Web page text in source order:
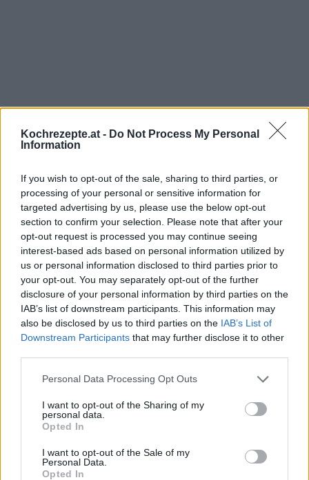
Kochrezepte.at - Do Not Process My Personal
Information
If you wish to opt-out of the sale, sharing to third parties, or
processing of your personal or sensitive information for
targeted advertising by us, please use the below opt-out
section to confirm your selection. Please note that after your
opt-out request is processed you may continue seeing
interest-based ads based on personal information utilized by
us or personal information disclosed to third parties prior to
your opt-out. You may separately opt-out of the further
disclosure of your personal information by third parties on the
IAB’s list of downstream participants. This information may
also be disclosed by us to third parties on the IAB’s List of
Downstream Participants that may further disclose it to other
Personal Data Processing Opt Outs
I want to opt-out of the Sharing of my
personal data.
Opted In
I want to opt-out of the Sale of my
Personal Data.
Opted In
Eierlikör Rezepte/ Garnelen Rezepte/ Gartenparty Rezepte/
Rezepte / Party Rezepte/ Pfannengerichte Rezepte/ Sommer
Rezepte
Top
Ähnliche Rezepte
Garnelen Laibchen
Leicht
Gegrillte Garnelenschwänze mit
Kräuterbutter
Leicht
Zucchininudeln mit Garnelen
Leicht
Knoblauch Garnelen
Leicht